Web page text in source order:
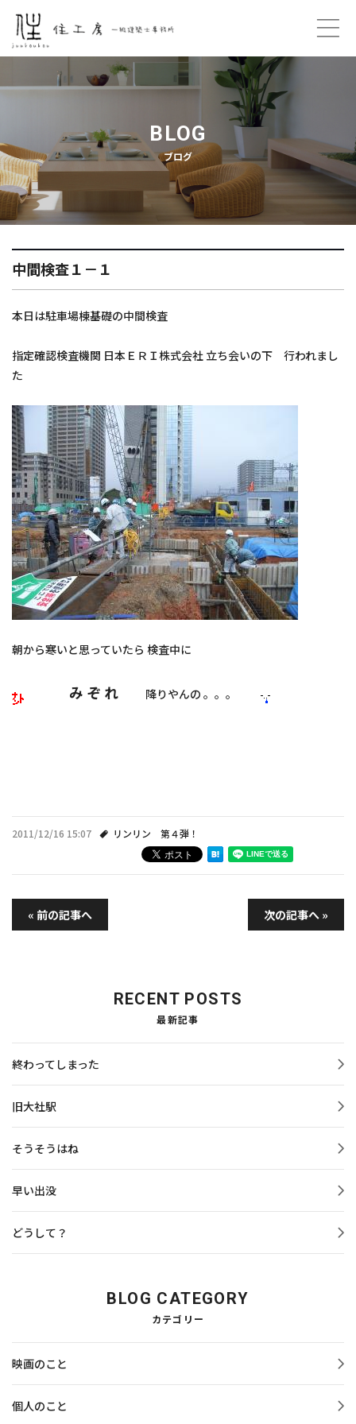
プロフィール
ご契約の流れ
住工房のこと
プライバシーポリシー
施工実績
お知らせ
スタッフブログ
BLOG
ブログ
中間検査１－１
本日は駐車場棟基礎の中間検査
指定確認検査機関 日本ＥＲＩ株式会社 立ち会いの下 行われまし
た
朝から寒いと思っていたら 検査中に
み ぞ れ 降りやんの 。。。
2011/12/16 15:07 リンリン 第４弾！
« 前の記事へ 次の記事へ »
RECENT POSTS
最新記事
終わってしまった
旧大社駅
そうそうはね
早い出没
どうして？
BLOG CATEGORY
カテゴリー
映画のこと
個人のこと